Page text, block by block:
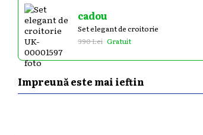
cadou
Set elegant de croitorie
390 Lei Gratuit
Impreună este mai ieftin